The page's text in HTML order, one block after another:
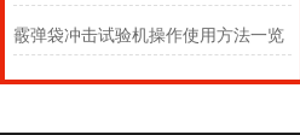
霰弹袋冲击试验机操作使用方法一览